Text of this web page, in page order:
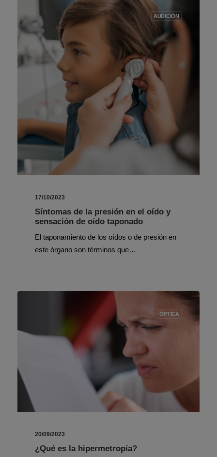
AUDICIÓN
17/10/2023
Síntomas de la presión en el oído y
sensación de oído taponado
El taponamiento de los oídos o de presión en
este órgano son términos que…
ÓPTICA
20/09/2023
¿Qué es la hipermetropía?